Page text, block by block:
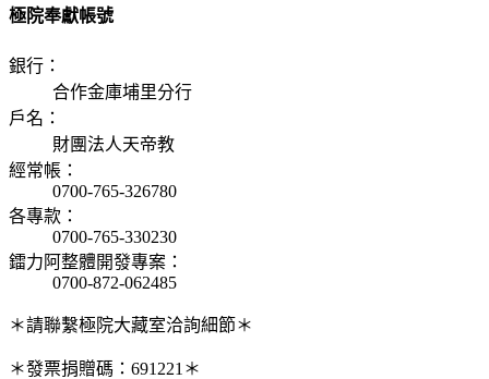
極院奉獻帳號
銀行 ：
合作金庫埔里分行
戶名 ：
財團法人天帝教
經常帳 ：
0700-765-326780
各專款 ：
0700-765-330230
鐳力阿整體開發專案 ：
0700-872-062485
＊請聯繫極院大藏室洽詢細節＊
＊發票捐贈碼：691221＊